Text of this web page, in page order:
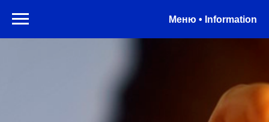
Меню • Information